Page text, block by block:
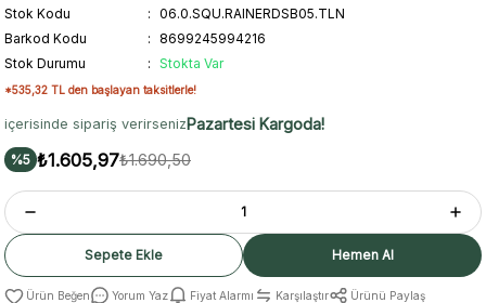
Stok Kodu
06.0.SQU.RAINERDSB05.TLN
Barkod Kodu
8699245994216
Stok Durumu
Stokta Var
*535,32 TL den başlayan taksitlerle!
içerisinde sipariş verirsenizPazartesi Kargoda!
%5 ₺1.605,97₺1.690,50
Sepete Ekle Hemen Al
Yorum Yaz Fiyat Alarmı Karşılaştır
Ürünü Paylaş